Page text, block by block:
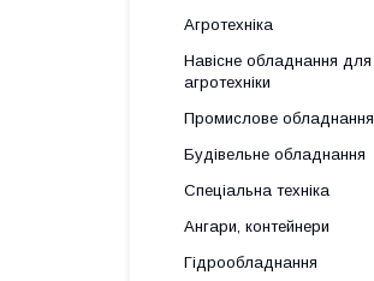
Агротехніка
Навісне обладнання для
агротехніки
Промислове обладнання
Будівельне обладнання
Спеціальна техніка
Ангари, контейнери
Гідрообладнання